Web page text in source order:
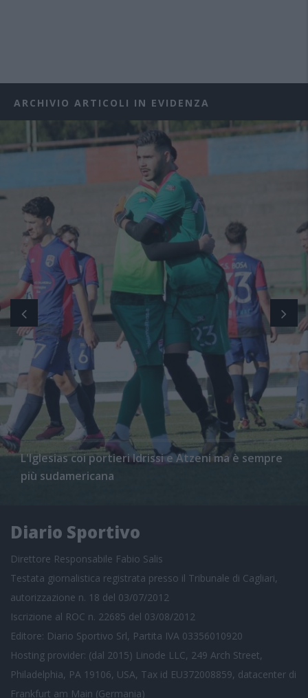
ARCHIVIO ARTICOLI IN EVIDENZA
L'Iglesias coi portieri Idrissi e Atzeni ma è sempre
più sudamericana
Diario Sportivo
Direttore Responsabile Fabio Salis
Testata giornalistica registrata presso il Tribunale di Cagliari,
autorizzazione n. 18 del 03/07/2012
Iscrizione al ROC n. 22685 del 03/08/2012
Editore: Diario Sportivo Srl, Partita IVA 03356010920
Hosting provider: (dal 2015) Linode LLC, 249 Arch Street,
Philadelphia, PA 19106, USA, Tax id EU372008859, datacenter di
Frankfurt am Main (Germania)